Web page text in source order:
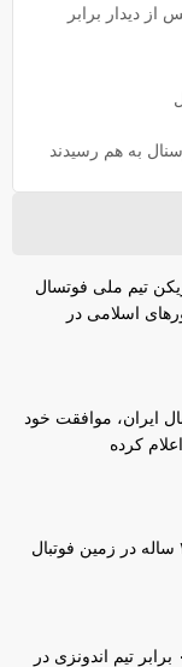
دیدار برابر
به هم رسیدند
اسامی ۱۴ بازیکن تیم ملی فوتسال
اسلامی در
ایران، موافقت خود
کرده
پیروزی قاطعانه ۳-۰ برابر تیم اندونزی در